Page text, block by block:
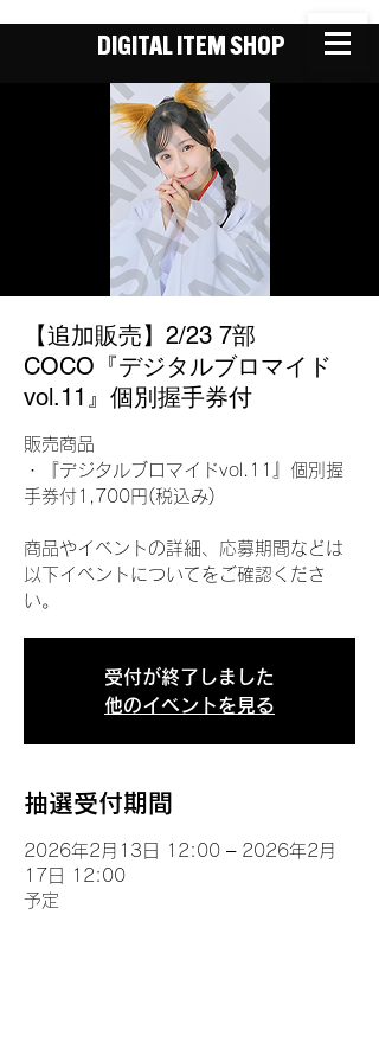
DIGITAL ITEM SHOP
【追加販売】2/23 7部
COCO『デジタルブロマイド
vol.11』個別握手券付
販売商品
・『デジタルブロマイドvol.11』個別握
手券付1,700円(税込み)
商品やイベントの詳細、応募期間などは
以下イベントについてをご確認くださ
い。
受付が終了しました
他のイベントを見る
抽選受付期間
2026年2月13日 12:00 – 2026年2月
17日 12:00
予定